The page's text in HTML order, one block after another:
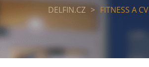
DELFIN.CZ > FITNESS A